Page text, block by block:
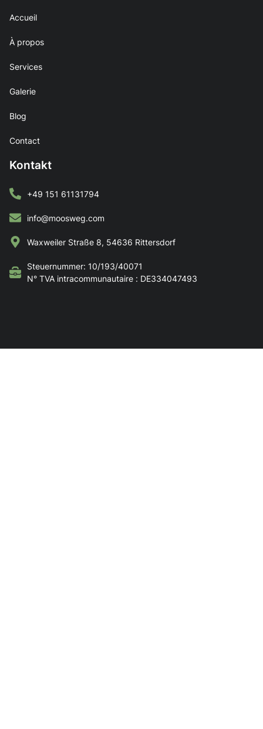
Accueil
À propos
Services
Galerie
Blog
Contact
Kontakt
+49 151 61131794
info@moosweg.com
Waxweiler Straße 8, 54636 Rittersdorf
Steuernummer: 10/193/40071
N° TVA intracommunautaire : DE334047493